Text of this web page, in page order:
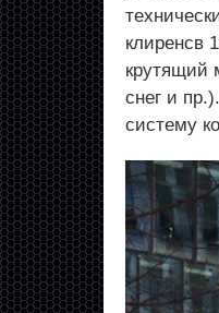
клиренсв
крутящий
снег и
систему